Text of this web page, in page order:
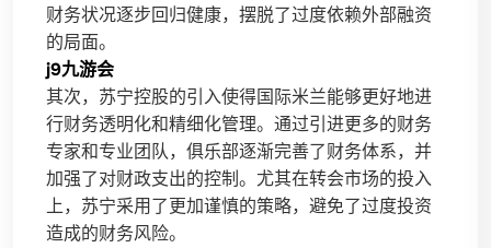
财务状况逐步回归健康，摆脱了过度依赖外部融资
的局面。
j9九游会
其次，苏宁控股的引入使得国际米兰能够更好地进
行财务透明化和精细化管理。通过引进更多的财务
专家和专业团队，俱乐部逐渐完善了财务体系，并
加强了对财政支出的控制。尤其在转会市场的投入
上，苏宁采用了更加谨慎的策略，避免了过度投资
造成的财务风险。